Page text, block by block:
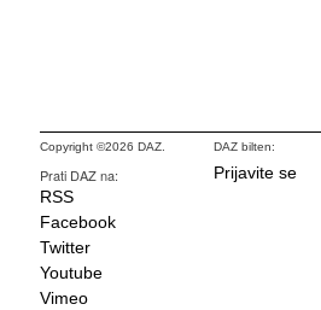
Copyright ©2026 DAZ.
Prati DAZ na:
RSS
Facebook
Twitter
Youtube
Vimeo
DAZ bilten:
Prijavite se